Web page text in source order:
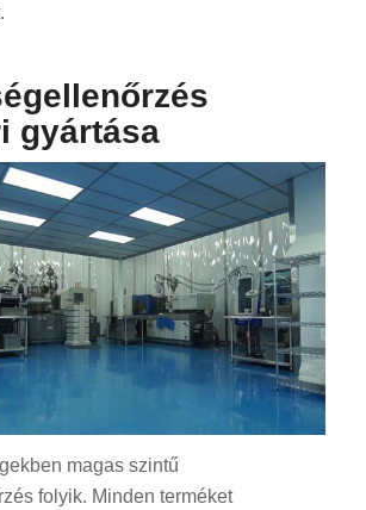
gyártása
magas szintű
folyik. Minden terméket